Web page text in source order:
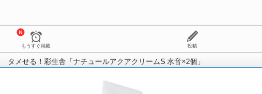
もうすぐ掲載 投稿
タメせる！彩生舎「ナチュールアクアクリームS 水音×2個」